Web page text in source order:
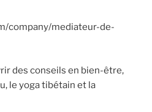
company/mediateur-de-
des conseils en bien-être,
le yoga tibétain et la